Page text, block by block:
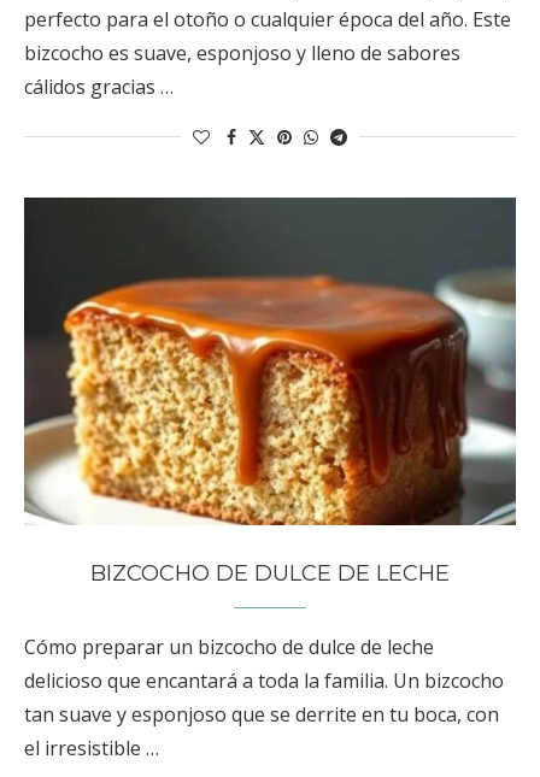
perfecto para el otoño o cualquier época del año. Este
bizcocho es suave, esponjoso y lleno de sabores
cálidos gracias …
BIZCOCHO DE DULCE DE LECHE
Cómo preparar un bizcocho de dulce de leche
delicioso que encantará a toda la familia. Un bizcocho
tan suave y esponjoso que se derrite en tu boca, con
el irresistible …